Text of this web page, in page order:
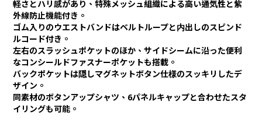
軽さとハリ感があり、特殊メッシュ組織による高い通気性と紫
外線防止機能付き。
ゴム入りのウエストバンドはベルトループと内出しのスピンド
ルコード付き。
左右のスラッシュポケットのほか、サイドシームに沿った便利
なコンシールドファスナーポケットも搭載。
バックポケットは隠しマグネットボタン仕様のスッキリしたデ
ザイン。
同素材のボタンアップシャツ、6パネルキャップと合わせたスタ
イリングも可能。